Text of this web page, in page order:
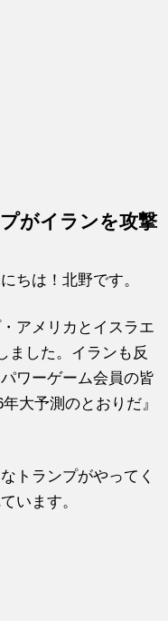
がイランを攻撃
ちは！北野です。
アメリカとイスラエ
ました。イランも反
ワーゲーム会員の皆
大予測のとおりだ』
トランプがやってく
います。